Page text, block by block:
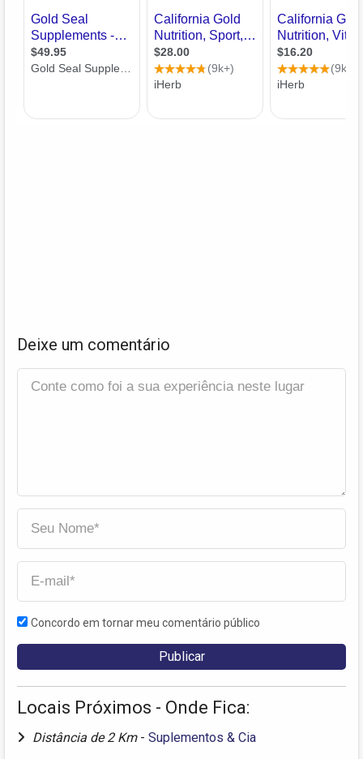
Deixe um comentário
Concordo em tornar meu comentário público
Locais Próximos - Onde Fica:
Distância de 2 Km - Suplementos & Cia